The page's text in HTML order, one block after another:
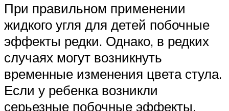
При правильном применении
жидкого угля для детей побочные
эффекты редки. Однако, в редких
случаях могут возникнуть
временные изменения цвета стула.
Если у ребенка возникли
серьезные побочные эффекты,